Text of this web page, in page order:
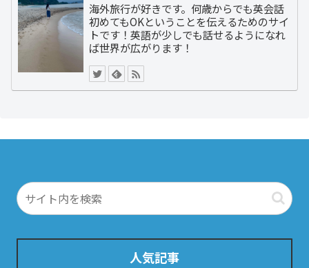
海外旅行が好きです。何歳からでも英会話
初めてもOKということを伝えるためのサイ
トです！英語が少しでも話せるようになれ
ば世界が広がります！
人気記事